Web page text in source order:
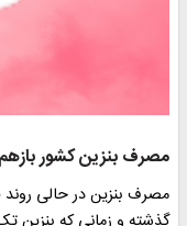
مصرف بنزین کشور بازهم
مصرف بنزین در حالی روند